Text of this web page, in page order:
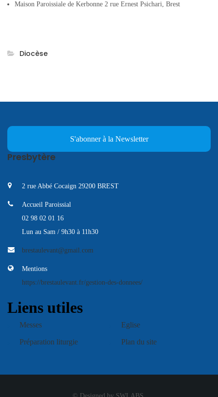
Maison Paroissiale de Kerbonne 2 rue Ernest Psichari, Brest
Diocèse
S'abonner à la Newsletter
Presbytère
2 rue Abbé Cocaign 29200 BREST
Accueil Paroissial
02 98 02 01 16
Lun au Sam / 9h30 à 11h30
brestaulevant@gmail.com
Mentions
https://brestaulevant.fr/gestion-des-donnees/
Liens utiles
Messes Eglise
Préparation liturgie Plan du site